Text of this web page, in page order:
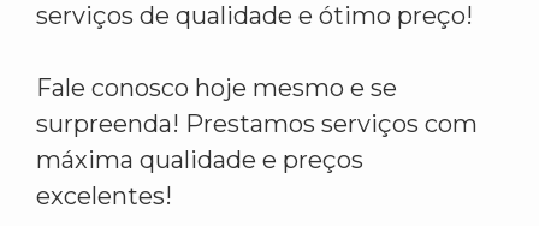
serviços de qualidade e ótimo preço!
Fale conosco hoje mesmo e se
surpreenda! Prestamos serviços com
máxima qualidade e preços
excelentes!